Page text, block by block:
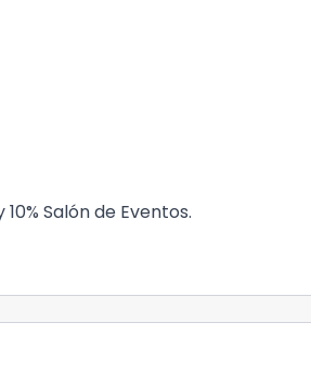
Salón de Eventos.